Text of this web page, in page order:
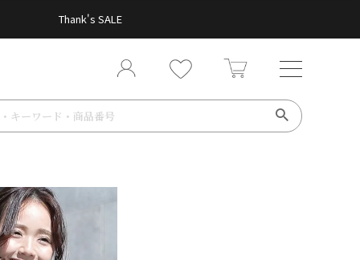
Thank's SALE